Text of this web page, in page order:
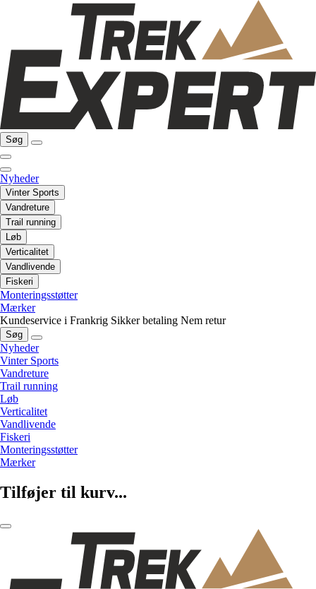
Søg
Nyheder
Vinter Sports
Vandreture
Trail running
Løb
Verticalitet
Vandlivende
Fiskeri
Monteringsstøtter
Mærker
Kundeservice i Frankrig Sikker betaling Nem retur
Søg
Nyheder
Vinter Sports
Vandreture
Trail running
Løb
Verticalitet
Vandlivende
Fiskeri
Monteringsstøtter
Mærker
Tilføjer til kurv...